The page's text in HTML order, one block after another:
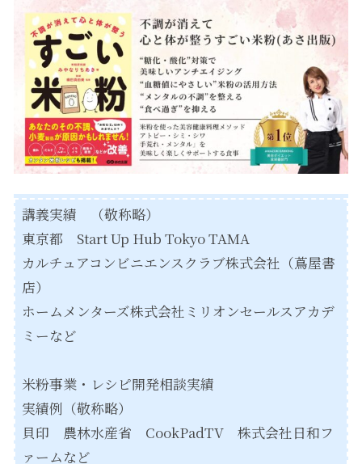
講義実績 （敬称略）
東京都 Start Up Hub Tokyo TAMA
カルチュアコンビニエンスクラブ株式会社（蔦屋書
店）
ホームメンターズ株式会社 ミリオンセールスアカデ
ミーなど
米粉事業・レシピ開発相談実績
実績例（敬称略）
貝印 農林水産省 CookPadTV 株式会社 日和フ
ァームなど